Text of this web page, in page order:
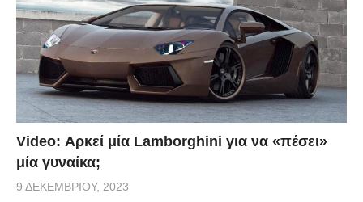
Video: Αρκεί μία Lamborghini για να «πέσει»
μία γυναίκα;
9 ΔΕΚΕΜΒΡΊΟΥ, 2023